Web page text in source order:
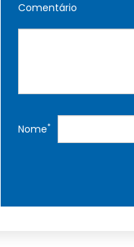
Comentário
Nome*